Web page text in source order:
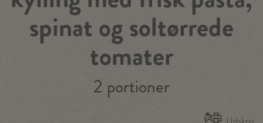
spinat og soltørrede
tomater
2 portioner